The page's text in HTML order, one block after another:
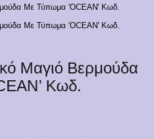
Μαγιό Βερμούδα
Κωδ.